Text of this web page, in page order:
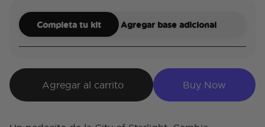
Completa tu kit Agregar base adicional
Agregar al carrito Buy Now